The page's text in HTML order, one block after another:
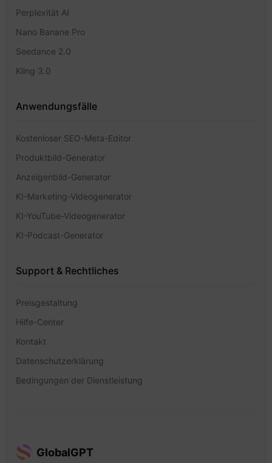
Perplexität AI
Nano Banane Pro
Seedance 2.0
Kling 3.0
Anwendungsfälle
Kostenloser SEO-Meta-Editor
Produktbild-Generator
Anzeigenbild-Generator
KI-Marketing-Videogenerator
KI-YouTube-Videogenerator
KI-Podcast-Generator
Support & Rechtliches
Preisgestaltung
Hilfe-Center
Kontakt
Datenschutzerklärung
Bedingungen der Dienstleistung
GlobalGPT